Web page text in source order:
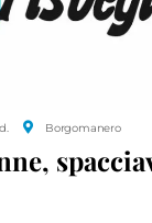
Borgomanero